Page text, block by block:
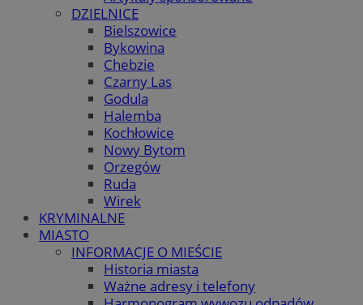
DZIELNICE
Bielszowice
Bykowina
Chebzie
Czarny Las
Godula
Halemba
Kochłowice
Nowy Bytom
Orzegów
Ruda
Wirek
KRYMINALNE
MIASTO
INFORMACJE O MIEŚCIE
Historia miasta
Ważne adresy i telefony